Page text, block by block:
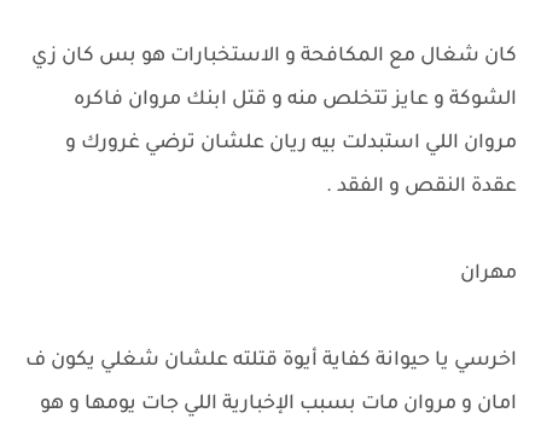
كان شغال مع المكافحة و الاستخبارات هو بس كان زي
الشوكة و عايز تتخلص منه و قتل ابنك مروان فاكره
مروان اللي استبدلت بيه ريان علشان ترضي غرورك و
عقدة النقص و الفقد .
مهران
اخرسي يا حيوانة كفاية أيوة قتلته علشان شغلي يكون ف
امان و مروان مات بسبب الإخبارية اللي جات يومها و هو